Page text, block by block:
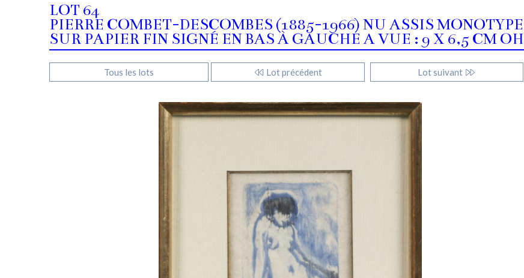
LOT 64
PIERRE COMBET-DESCOMBES (1885-1966) NU ASSIS MONOTYPE
SUR PAPIER FIN SIGNÉ EN BAS À GAUCHE A VUE : 9 X 6,5 CM OH
Tous les lots Lot précédent Lot suivant